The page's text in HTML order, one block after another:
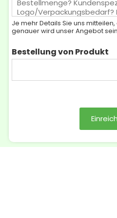
l
e
*
k
a
t
g
i
h
r
i
h
Je mehr Details Sie uns
genauer wird unser Angebot
Bestellung von Produkt